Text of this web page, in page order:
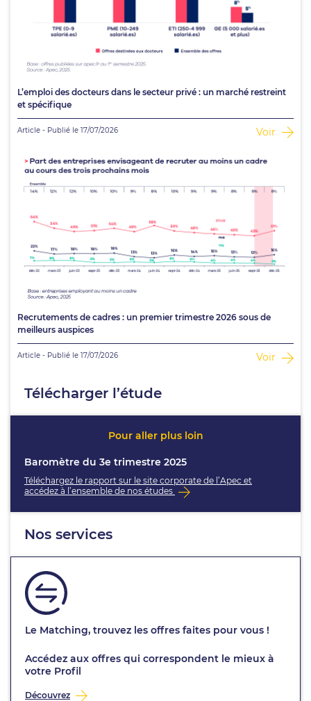
L’emploi des docteurs dans le secteur privé : un marché restreint
et spécifique
Article - Publié le 17/07/2026 Voir
Recrutements de cadres : un premier trimestre 2026 sous de
meilleurs auspices
Article - Publié le 17/07/2026 Voir
Télécharger l’étude
Pour aller plus loin
Baromètre du 3e trimestre 2025
Téléchargez le rapport sur le site corporate de l’Apec et
accédez à l’ensemble de nos études
Nos services
Le Matching, trouvez les offres faites pour vous !
Accédez aux offres qui correspondent le mieux à
votre Profil
Découvrez